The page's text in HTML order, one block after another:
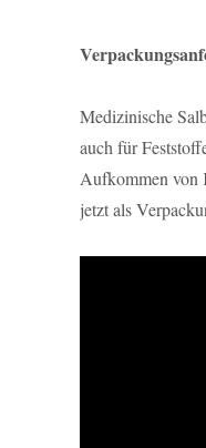
Medizinische
auch für
Aufkommen von
jetzt als